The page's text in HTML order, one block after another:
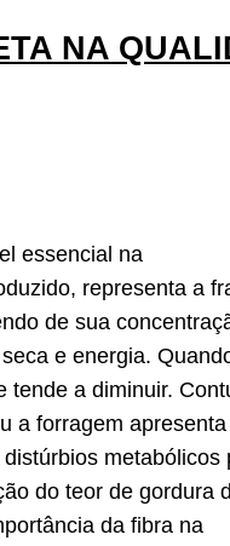
NA
essencial na
representa a
de sua
e energia.
tende a diminuir.
a forragem apresenta
metabólicos
do teor de gordura
da fibra na